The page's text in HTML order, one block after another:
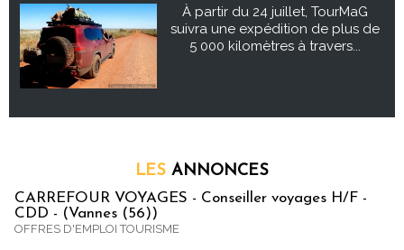
À partir du 24 juillet, TourMaG
suivra une expédition de plus de
5 000 kilomètres à travers...
LES ANNONCES
CARREFOUR VOYAGES - Conseiller voyages H/F -
CDD - (Vannes (56))
OFFRES D'EMPLOI TOURISME